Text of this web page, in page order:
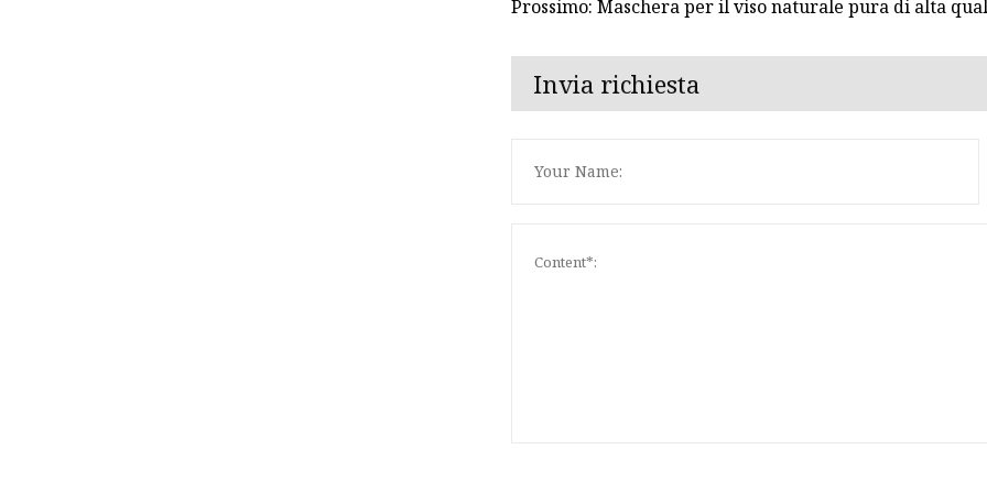
Prossimo: Maschera per il viso naturale pura di alta
Invia richiesta